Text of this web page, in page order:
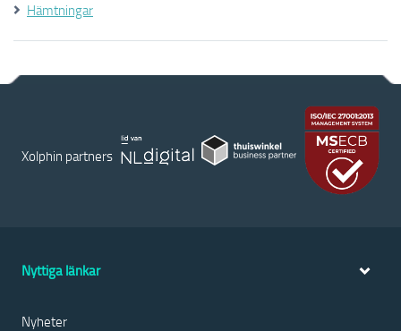
Hämtningar
Xolphin partners
Nyttiga länkar
Nyheter